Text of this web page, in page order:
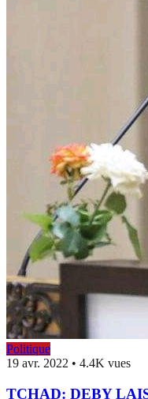
Politique
19 avr. 2022 • 4.4K vues
TCHAD: DEBY